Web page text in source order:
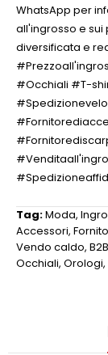
WhatsApp per
all'ingrosso e
diversificata e
#Occhiali #T-
Tag:Moda,
Accessori,
Vendo caldo, B2B
Occhiali, Orologi,